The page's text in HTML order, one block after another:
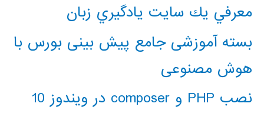
معرفي يك سايت يادگيري زبان
بسته آموزشی جامع پیش بینی بورس با
هوش مصنوعی
نصب PHP و composer در ویندوز 10